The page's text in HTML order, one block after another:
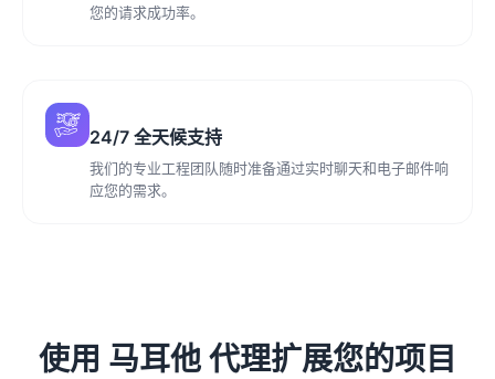
您的请求成功率。
24/7 全天候支持
我们的专业工程团队随时准备通过实时聊天和电子邮件响
应您的需求。
使用 马耳他 代理扩展您的项目